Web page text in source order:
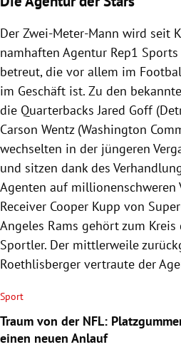
Der Zwei-Meter-Mann wird seit
namhaften Agentur Rep1 Sports
betreut, die vor allem im
im Geschäft ist. Zu den
die Quarterbacks Jared Goff
Carson Wentz (Washington
wechselten in der jüngeren
und sitzen dank des
Agenten auf millionenschweren
Receiver Cooper Kupp von
Angeles Rams gehört zum
Sportler. Der mittlerweile
Roethlisberger vertraute der
Sport
Traum von der NFL:
einen neuen Anlauf